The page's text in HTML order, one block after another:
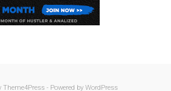
- Powered by WordPress